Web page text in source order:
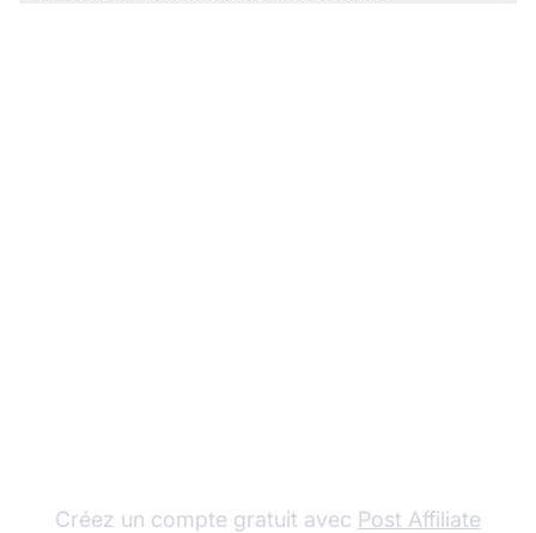
Créez un compte gratuit avec Post Affiliate